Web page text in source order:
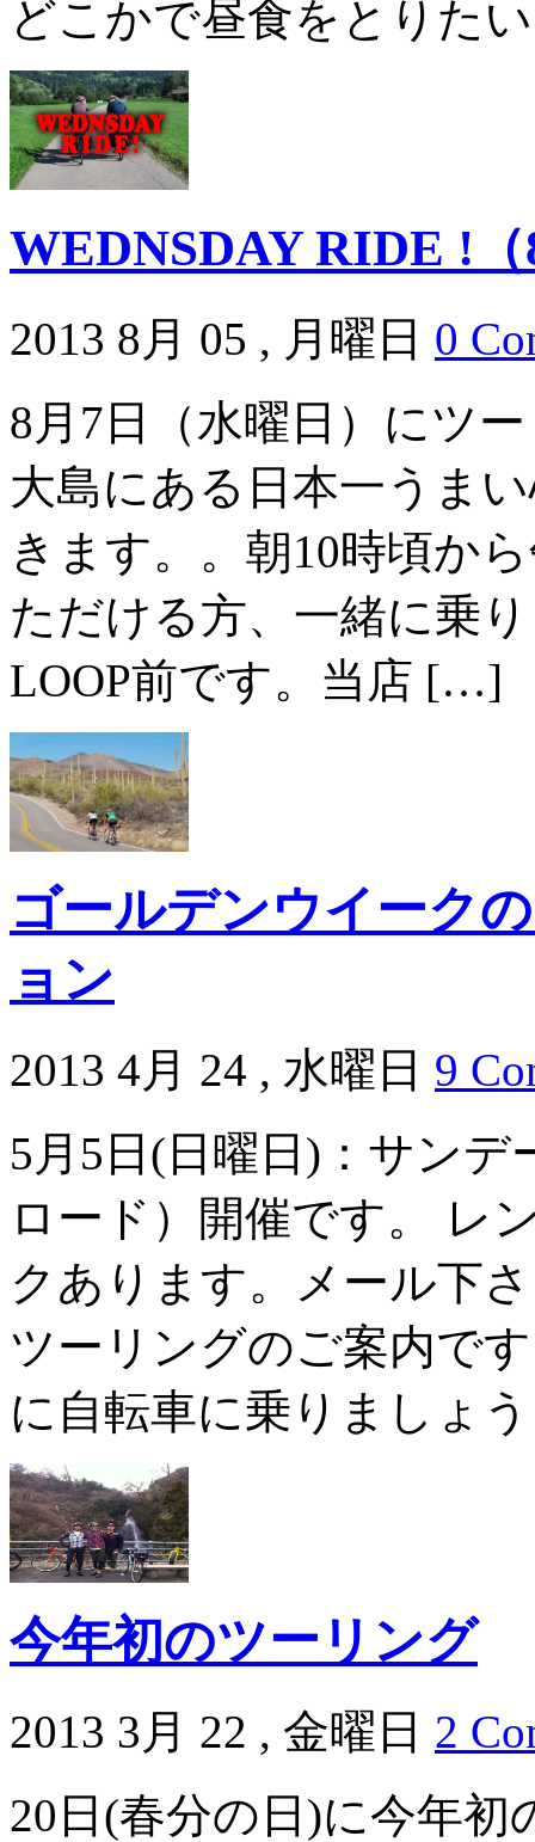
どこかで昼食をとりた
WEDNSDAY RIDE !
2013 8月 05 , 月曜日 0
8月7日（水曜日）にツ
大島にある日本一うま
きます。。朝10時頃か
ただける方、一緒に乗
LOOP前です。当店 […]
ゴールデンウイーク
ョン
2013 4月 24 , 水曜日 9
5月5日(日曜日)：サン
ロード）開催です。 レ
クあります。メール下
ツーリングのご案内で
に自転車に乗りましょ
今年初のツーリング
2013 3月 22 , 金曜日 2
20日(春分の日)に今年